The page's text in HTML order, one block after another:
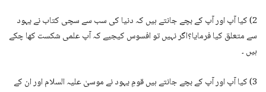
2) کیا آپ اور آپ کے بچے جانتے ہیں کہ دنیا کی سب سے سچی کتاب نے یہود
سے متعلق کیا فرمایا؟اگر نہیں تو افسوس کیجیے کہ آپ علمی شکست کھا چکے
ہیں ۔
3) کیا آپ اور آپ کے بچے جانتے ہیں قومِ یہود نے موسیٰ علیہ السلام اور ان کے